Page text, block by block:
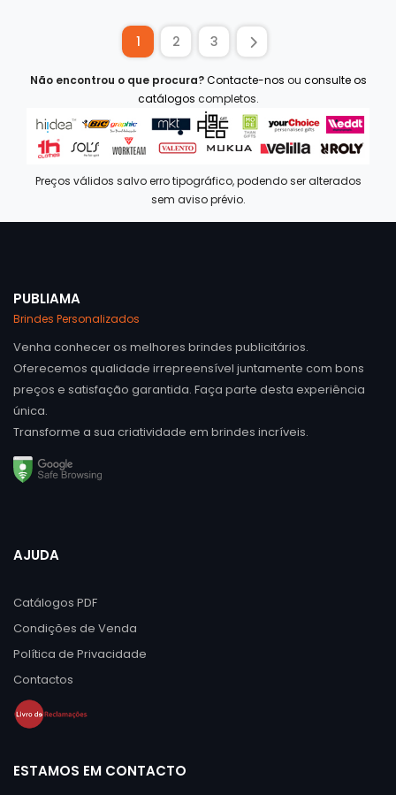
1 2 3
Não encontrou o que procura? Contacte-nos ou consulte os
catálogos completos.
Preços válidos salvo erro tipográfico, podendo ser alterados
sem aviso prévio.
PUBLIAMA
Brindes Personalizados
Venha conhecer os melhores brindes publicitários.
Oferecemos qualidade irrepreensível juntamente com bons
preços e satisfação garantida. Faça parte desta experiência
única.
Transforme a sua criatividade em brindes incríveis.
AJUDA
Catálogos PDF
Condições de Venda
Política de Privacidade
Contactos
ESTAMOS EM CONTACTO